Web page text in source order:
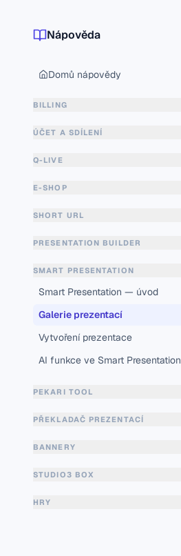
Nápověda
Domů nápovědy
BILLING
ÚČET A SDÍLENÍ
Q-LIVE
E-SHOP
SHORT URL
PRESENTATION BUILDER
SMART PRESENTATION
Smart Presentation — úvod
Galerie prezentací
Vytvoření prezentace
AI funkce ve Smart Presentation
PEKARI TOOL
PŘEKLADAČ PREZENTACÍ
BANNERY
STUDIO3 BOX
HRY